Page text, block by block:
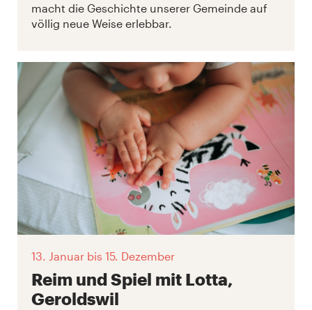
macht die Geschichte unserer Gemeinde auf
völlig neue Weise erlebbar.
13. Januar bis 15. Dezember
Reim und Spiel mit Lotta,
Geroldswil